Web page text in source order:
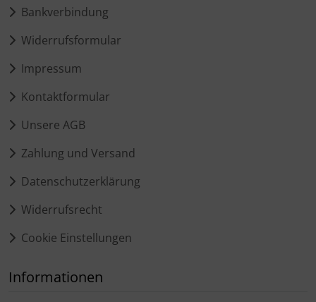
Bankverbindung
Widerrufsformular
Impressum
Kontaktformular
Unsere AGB
Zahlung und Versand
Datenschutzerklärung
Widerrufsrecht
Cookie Einstellungen
Informationen